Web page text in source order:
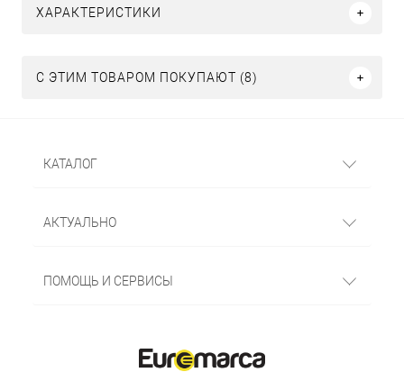
ХАРАКТЕРИСТИКИ
С ЭТИМ ТОВАРОМ ПОКУПАЮТ (8)
КАТАЛОГ
АКТУАЛЬНО
ПОМОЩЬ И СЕРВИСЫ